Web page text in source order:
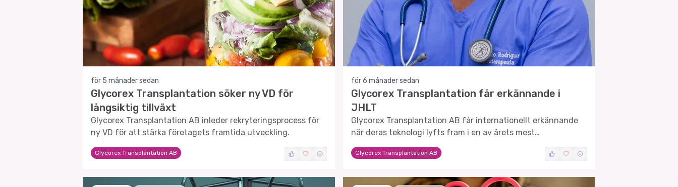
för 5 månader sedan
Glycorex Transplantation söker ny VD för
långsiktig tillväxt
Glycorex Transplantation AB inleder rekryteringsprocess för
ny VD för att stärka företagets framtida utveckling.
Glycorex Transplantation AB
för 6 månader sedan
Glycorex Transplantation får erkännande i
JHLT
Glycorex Transplantation AB får internationellt erkännande
när deras teknologi lyfts fram i en av årets mest
betydelsefulla publikationer.
Glycorex Transplantation AB